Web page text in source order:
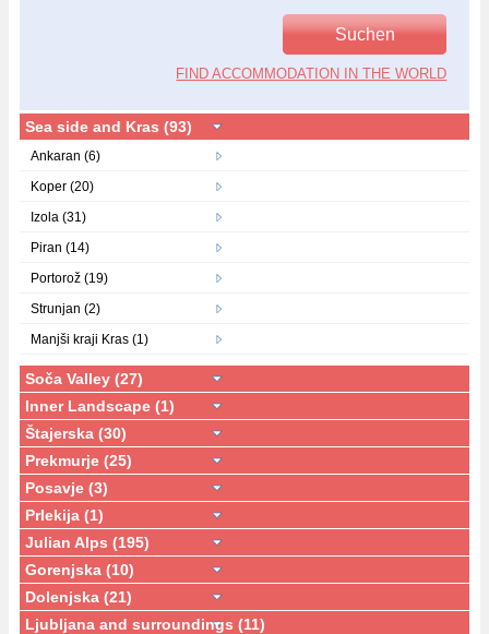
FIND ACCOMMODATION IN THE WORLD
Sea side and Kras (93)
Ankaran (6)
Koper (20)
Izola (31)
Piran (14)
Portorož (19)
Strunjan (2)
Manjši kraji Kras (1)
Soča Valley (27)
Inner Landscape (1)
Štajerska (30)
Prekmurje (25)
Posavje (3)
Prlekija (1)
Julian Alps (195)
Gorenjska (10)
Dolenjska (21)
Ljubljana and surroundings (11)